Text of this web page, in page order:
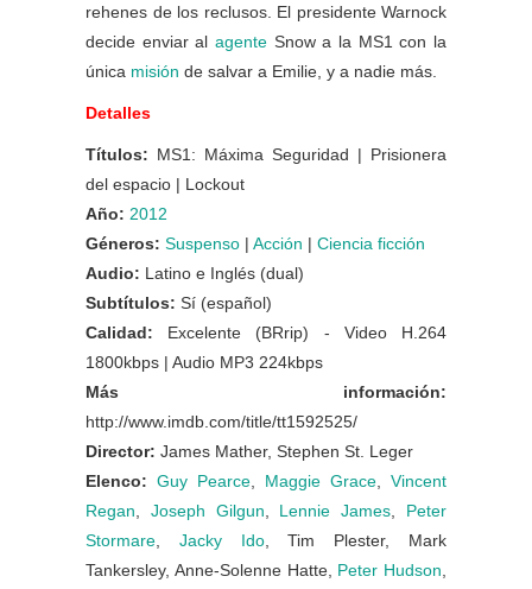
rehenes de los reclusos. El presidente Warnock
decide enviar al agente Snow a la MS1 con la
única misión de salvar a Emilie, y a nadie más.
Detalles
Títulos: MS1: Máxima Seguridad | Prisionera
del espacio | Lockout
Año: 2012
Géneros: Suspenso | Acción | Ciencia ficción
Audio: Latino e Inglés (dual)
Subtítulos: Sí (español)
Calidad: Excelente (BRrip) - Video H.264
1800kbps | Audio MP3 224kbps
Más información:
http://www.imdb.com/title/tt1592525/
Director: James Mather, Stephen St. Leger
Elenco: Guy Pearce Maggie Grace
Vincent
Regan
Joseph Gilgun Lennie James
Peter
Stormare
Jacky Ido, Tim Plester, Mark
Tankersley, Anne-Solenne Hatte, Peter Hudson